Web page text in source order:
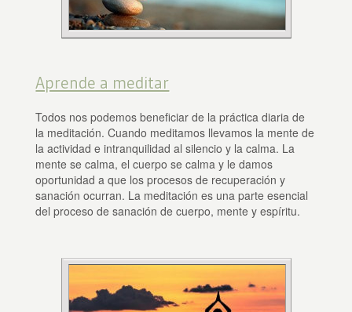
Aprende a meditar
Todos nos podemos beneficiar de la práctica diaria de
la meditación. Cuando meditamos llevamos la mente de
la actividad e intranquilidad al silencio y la calma. La
mente se calma, el cuerpo se calma y le damos
oportunidad a que los procesos de recuperación y
sanación ocurran. La meditación es una parte esencial
del proceso de sanación de cuerpo, mente y espíritu.